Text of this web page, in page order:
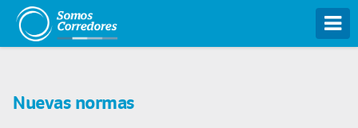
Nuevas normas